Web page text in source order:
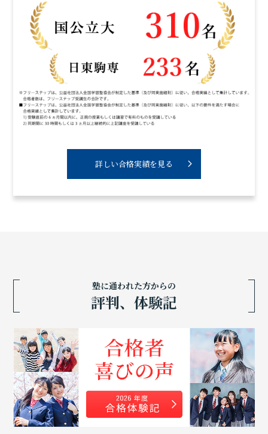
詳しい合格実績を見る
塾に通われた方からの
評判、体験記